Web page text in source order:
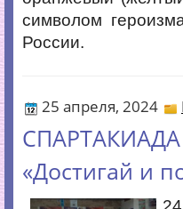
символом
России.
25 апреля, 2024
СПАРТАКИАДА
«Достигай и